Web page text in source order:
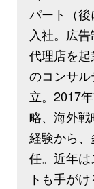
パート（後
入社。広
代理店を
のコンサ
立。2017
略、海外
経験から
任。近年
トも手がけ